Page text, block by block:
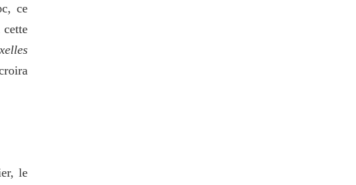
ce
le